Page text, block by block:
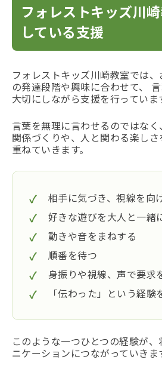
フォレストキッズ川
している支援
フォレストキッズ川崎教室では
の発達段階や興味に合わせて、
大切にしながら支援を行っていま
言葉を無理に言わせるのではな
関係づくりや、人と関わる楽し
重ねていきます。
相手に気づき、視線を向
好きな遊びを大人と一緒
動きや音をまねする
順番を待つ
身振りや視線、声で要求
「伝わった」という経験
このような一つひとつの経験が
ニケーションにつながっていきま